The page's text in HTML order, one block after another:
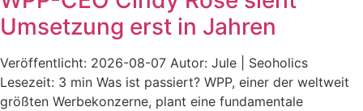
Umsetzung erst in Jahren
Veröffentlicht: 2026-08-07 Autor: Jule | Seoholics
Lesezeit: 3 min Was ist passiert? WPP, einer der weltweit
größten Werbekonzerne, plant eine fundamentale